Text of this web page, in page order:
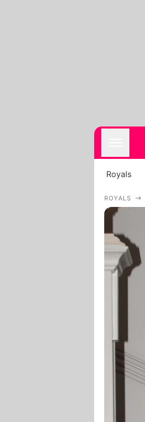
Royals
ROYALS